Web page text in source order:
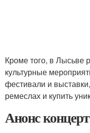
Кроме того, в Лысьве
культурные
фестивали и
ремеслах и купить
Анонс